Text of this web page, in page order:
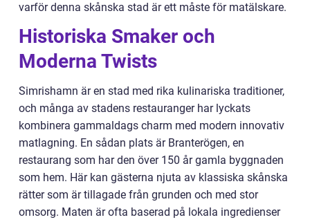
varför denna skånska stad är ett måste för matälskare.
Historiska Smaker och
Moderna Twists
Simrishamn är en stad med rika kulinariska traditioner,
och många av stadens restauranger har lyckats
kombinera gammaldags charm med modern innovativ
matlagning. En sådan plats är Branterögen, en
restaurang som har den över 150 år gamla byggnaden
som hem. Här kan gästerna njuta av klassiska skånska
rätter som är tillagade från grunden och med stor
omsorg. Maten är ofta baserad på lokala ingredienser